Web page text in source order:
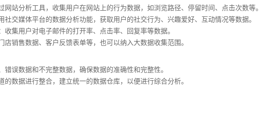
网站分析工具，收集用户在网站上的行为数据，如浏览路径、停留时间、点击次数等。
社交媒体平台的数据分析功能，获取用户的社交行为、兴趣爱好、互动情况等数据。
收集用户对电子邮件的打开率、点击率、回复率等数据。
店销售数据、客户反馈表单等，也可以纳入大数据收集范围。
错误数据和不完整数据，确保数据的准确性和完整性。
的数据进行整合，建立统一的数据仓库，以便进行综合分析。